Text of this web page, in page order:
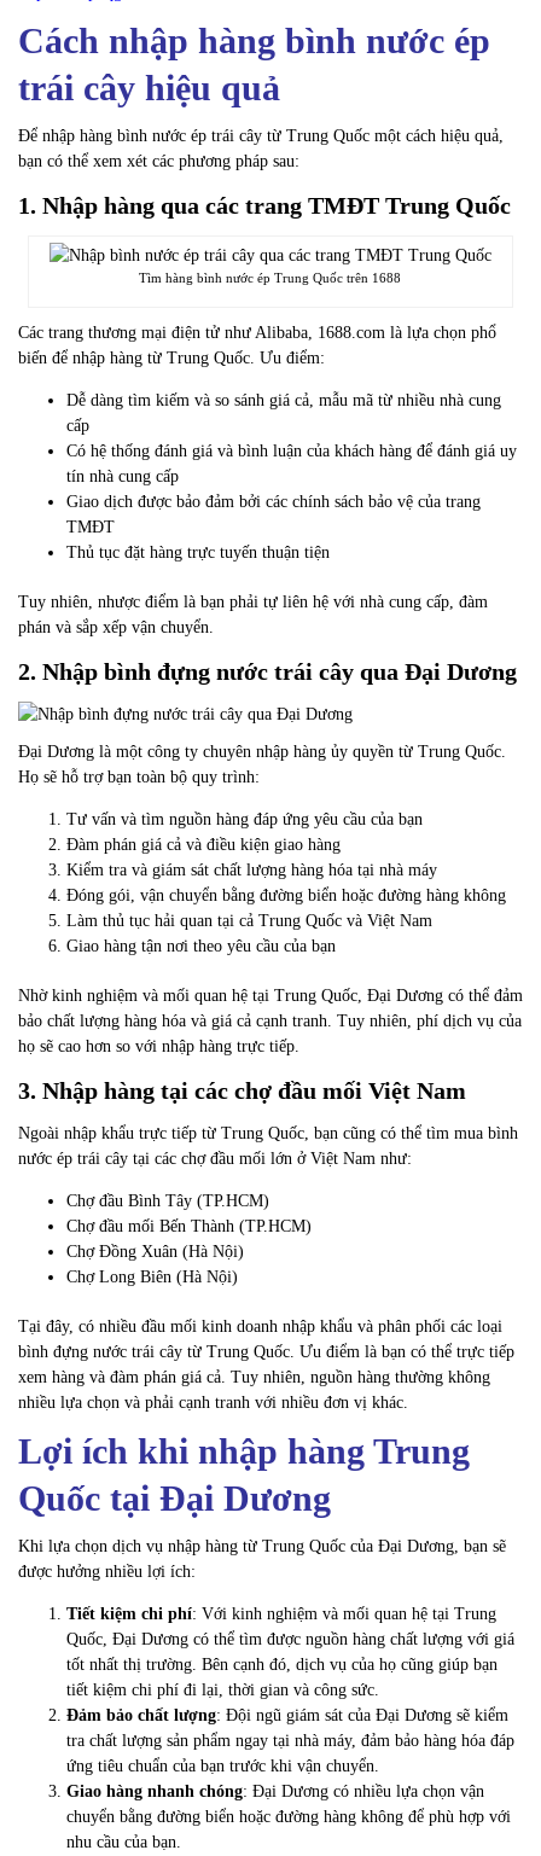
Cách nhập hàng bình nước ép
trái cây hiệu quả
Để nhập hàng bình nước ép trái cây từ Trung Quốc một cách hiệu quả,
bạn có thể xem xét các phương pháp sau:
1. Nhập hàng qua các trang TMĐT Trung Quốc
Tìm hàng bình nước ép Trung Quốc trên 1688
Các trang thương mại điện tử như Alibaba, 1688.com là lựa chọn phổ
biến để nhập hàng từ Trung Quốc. Ưu điểm:
Dễ dàng tìm kiếm và so sánh giá cả, mẫu mã từ nhiều nhà cung
cấp
Có hệ thống đánh giá và bình luận của khách hàng để đánh giá uy
tín nhà cung cấp
Giao dịch được bảo đảm bởi các chính sách bảo vệ của trang
TMĐT
Thủ tục đặt hàng trực tuyến thuận tiện
Tuy nhiên, nhược điểm là bạn phải tự liên hệ với nhà cung cấp, đàm
phán và sắp xếp vận chuyển.
2. Nhập bình đựng nước trái cây qua Đại Dương
Đại Dương là một công ty chuyên nhập hàng ủy quyền từ Trung Quốc.
Họ sẽ hỗ trợ bạn toàn bộ quy trình:
Tư vấn và tìm nguồn hàng đáp ứng yêu cầu của bạn
Đàm phán giá cả và điều kiện giao hàng
Kiểm tra và giám sát chất lượng hàng hóa tại nhà máy
Đóng gói, vận chuyển bằng đường biển hoặc đường hàng không
Làm thủ tục hải quan tại cả Trung Quốc và Việt Nam
Giao hàng tận nơi theo yêu cầu của bạn
Nhờ kinh nghiệm và mối quan hệ tại Trung Quốc, Đại Dương có thể đảm
bảo chất lượng hàng hóa và giá cả cạnh tranh. Tuy nhiên, phí dịch vụ của
họ sẽ cao hơn so với nhập hàng trực tiếp.
3. Nhập hàng tại các chợ đầu mối Việt Nam
Ngoài nhập khẩu trực tiếp từ Trung Quốc, bạn cũng có thể tìm mua bình
nước ép trái cây tại các chợ đầu mối lớn ở Việt Nam như:
Chợ đầu Bình Tây (TP.HCM)
Chợ đầu mối Bến Thành (TP.HCM)
Chợ Đồng Xuân (Hà Nội)
Chợ Long Biên (Hà Nội)
Tại đây, có nhiều đầu mối kinh doanh nhập khẩu và phân phối các loại
bình đựng nước trái cây từ Trung Quốc. Ưu điểm là bạn có thể trực tiếp
xem hàng và đàm phán giá cả. Tuy nhiên, nguồn hàng thường không
nhiều lựa chọn và phải cạnh tranh với nhiều đơn vị khác.
Lợi ích khi nhập hàng Trung
Quốc tại Đại Dương
Khi lựa chọn dịch vụ nhập hàng từ Trung Quốc của Đại Dương, bạn sẽ
được hưởng nhiều lợi ích:
Tiết kiệm chi phí: Với kinh nghiệm và mối quan hệ tại Trung
Quốc, Đại Dương có thể tìm được nguồn hàng chất lượng với giá
tốt nhất thị trường. Bên cạnh đó, dịch vụ của họ cũng giúp bạn
tiết kiệm chi phí đi lại, thời gian và công sức.
Đảm bảo chất lượng: Đội ngũ giám sát của Đại Dương sẽ kiểm
tra chất lượng sản phẩm ngay tại nhà máy, đảm bảo hàng hóa đáp
ứng tiêu chuẩn của bạn trước khi vận chuyển.
Giao hàng nhanh chóng: Đại Dương có nhiều lựa chọn vận
chuyển bằng đường biển hoặc đường hàng không để phù hợp với
nhu cầu của bạn.